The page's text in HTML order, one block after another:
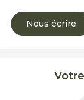
Nous écrire